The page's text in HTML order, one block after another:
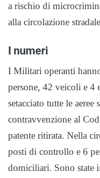
a rischio di
alla circolazione
I numeri
I Militari operanti
persone, 42 veicoli e 4
setacciato tutte le aeree
contravvenzione al
patente ritirata. Nella
posti di controllo e 6
domiciliari. Sono state